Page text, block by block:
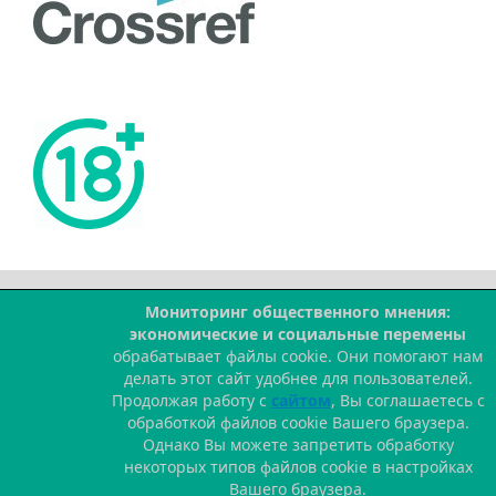
Мониторинг общественного мнения:
экономические и социальные перемены
обрабатывает файлы cookie. Они помогают нам
делать этот сайт удобнее для пользователей.
Продолжая работу с сайтом, Вы соглашаетесь с
обработкой файлов cookie Вашего браузера.
Однако Вы можете запретить обработку
некоторых типов файлов cookie в настройках
Вашего браузера.